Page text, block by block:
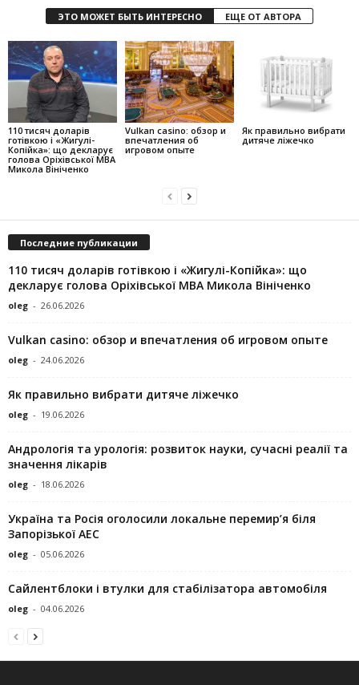
ЭТО МОЖЕТ БЫТЬ ИНТЕРЕСНО ЕЩЕ ОТ АВТОРА
110 тисяч доларів
готівкою і «Жигулі-
Копійка»: що декларує
голова Оріхівської МВА
Микола Вініченко
Vulkan casino: обзор и
впечатления об
игровом опыте
Як правильно вибрати
дитяче ліжечко
Последние публикации
110 тисяч доларів готівкою і «Жигулі-Копійка»: що
декларує голова Оріхівської МВА Микола Вініченко
oleg - 26.06.2026
Vulkan casino: обзор и впечатления об игровом опыте
oleg - 24.06.2026
Як правильно вибрати дитяче ліжечко
oleg - 19.06.2026
Андрологія та урологія: розвиток науки, сучасні реалії та
значення лікарів
oleg - 18.06.2026
Україна та Росія оголосили локальне перемир’я біля
Запорізької АЕС
oleg - 05.06.2026
Сайлентблоки і втулки для стабілізатора автомобіля
oleg - 04.06.2026